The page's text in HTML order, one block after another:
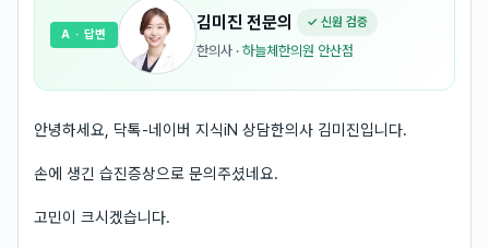
김미진 전문의 ✓ 신원 검증
한의사 · 하늘체한의원 안산점
A · 답변
안녕하세요, 닥톡-네이버 지식iN 상담한의사 김미진입니다.
손에 생긴 습진증상으로 문의주셨네요.
고민이 크시겠습니다.